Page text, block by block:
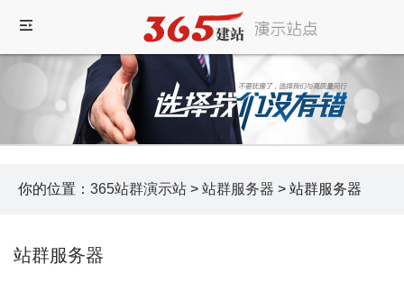
你的位置： 365站群演示站 > 站群服务器 > 站群服务器
站群服务器